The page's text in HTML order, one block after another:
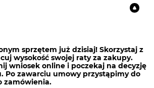
sprzętem już dzisiaj! Skorzystaj z
wysokość swojej raty za zakupy.
wniosek online i poczekaj na decyzję
Po zawarciu umowy przystąpimy do
zamówienia.